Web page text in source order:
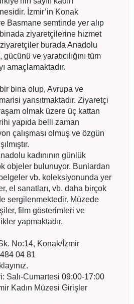
İzmir’in Konak
Basmane semtinde yer alıp
ziyaretçilerine hizmet
burada Anadolu
gücünü ve yaratıcılığını tüm
amaçlamaktadır.
bina olup, Avrupa ve
yansıtmaktadır. Ziyaretçi
olmak üzere üç kattan
yapıda belli zaman
çalışması olmuş ve özgün
kadınının günlük
objeler bulunuyor. Bunlardan
belgeler vb. koleksiyonunda yer
el sanatları, vb. daha birçok
sergilenmektedir. Müzede
film gösterimleri ve
yapmaktadır.
No:14, Konak/İzmir
04 81
Salı-Cumartesi 09:00-17:00
Kadın Müzesi Girişler